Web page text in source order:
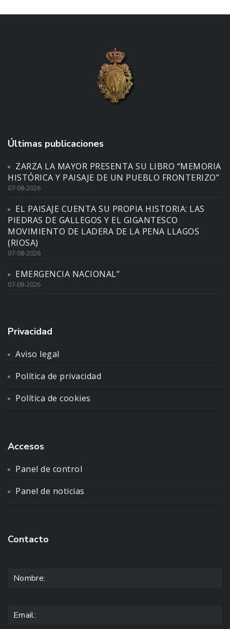
Últimas publicaciones
ZARZA LA MAYOR PRESENTA SU LIBRO “MEMORIA
HISTÓRICA Y PAISAJE DE UN PUEBLO FRONTERIZO”
07-08-2026
EL PAISAJE CUENTA SU PROPIA HISTORIA: LAS
PIEDRAS DE GALLEGOS Y EL GIGANTESCO
MOVIMIENTO DE LADERA DE LA PENA LLAGOS
(RIOSA)
07-08-2026
EMERGENCIA NACIONAL”
07-08-2026
Privacidad
Aviso legal
Política de privacidad
Política de cookies
Accesos
Panel de control
Panel de noticias
Contacto